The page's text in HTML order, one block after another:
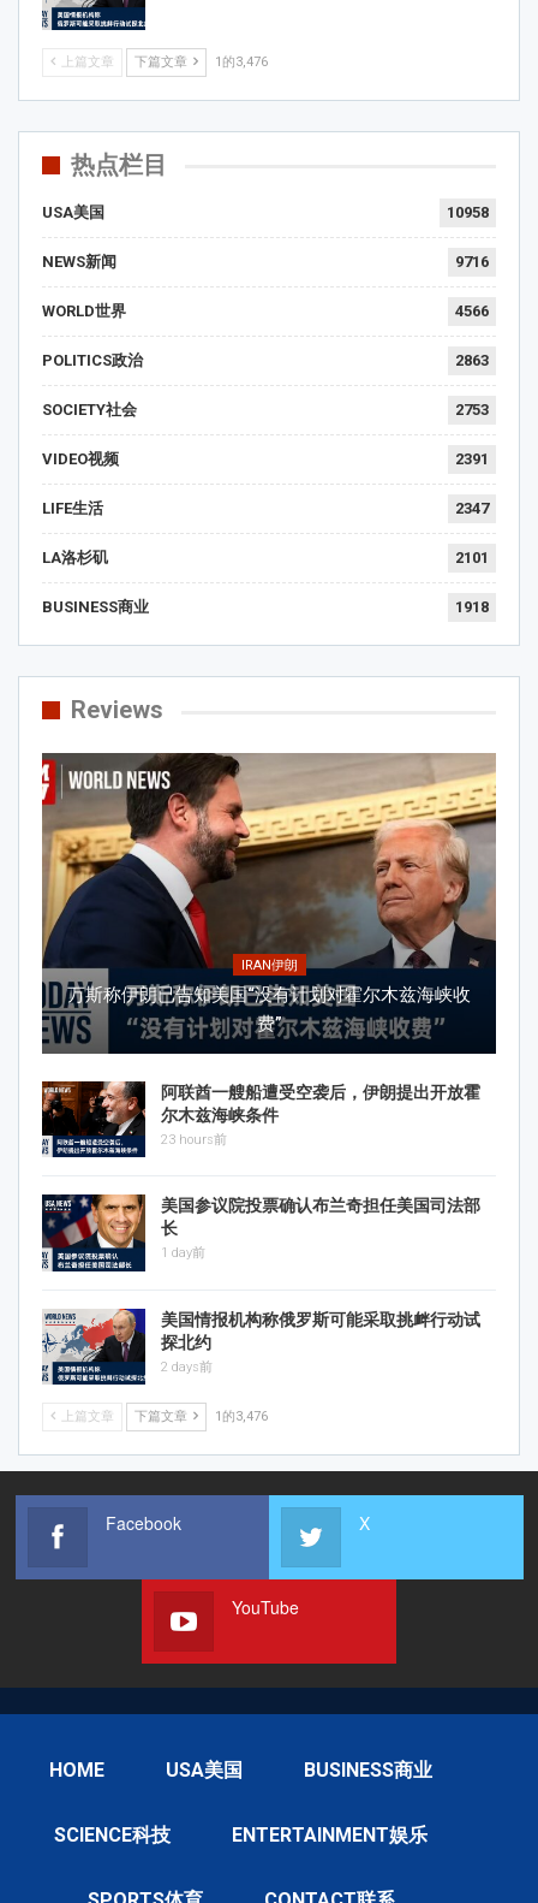
上篇文章 下篇文章 1的3,476
热点栏目
USA美国 10958
NEWS新闻 9716
WORLD世界 4566
POLITICS政治 2863
SOCIETY社会 2753
VIDEO视频 2391
LIFE生活 2347
LA洛杉矶 2101
BUSINESS商业 1918
Reviews
IRAN伊朗
万斯称伊朗已告知美国“没有计划对霍尔木兹海峡收
费”
阿联酋一艘船遭受空袭后，伊朗提出开放霍
尔木兹海峡条件
23 hours前
美国参议院投票确认布兰奇担任美国司法部
长
1 day前
美国情报机构称俄罗斯可能采取挑衅行动试
探北约
2 days前
上篇文章 下篇文章 1的3,476
Facebook X
YouTube
HOME USA美国 BUSINESS商业
SCIENCE科技 ENTERTAINMENT娱乐